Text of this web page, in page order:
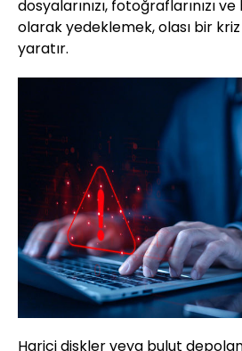
dosyalarınızı, fotoğraflarınızı
olarak yedeklemek, olası bir
yaratır.
Harici diskler veya bulut